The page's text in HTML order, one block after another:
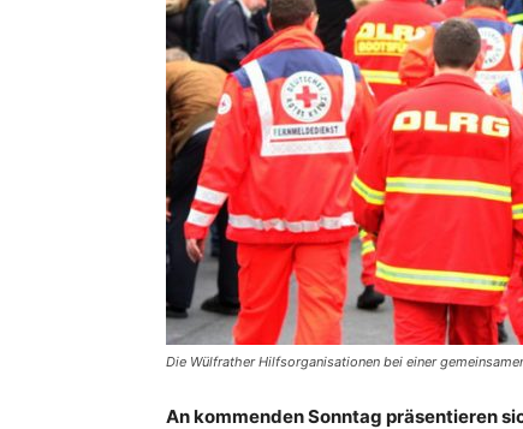
Die Wülfrather Hilfsorganisationen bei einer
An kommenden Sonntag präsentieren